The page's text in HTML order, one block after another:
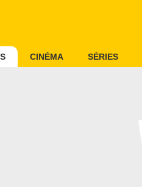
CINÉMA SÉRIES